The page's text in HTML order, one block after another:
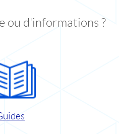
ou d'informations ?